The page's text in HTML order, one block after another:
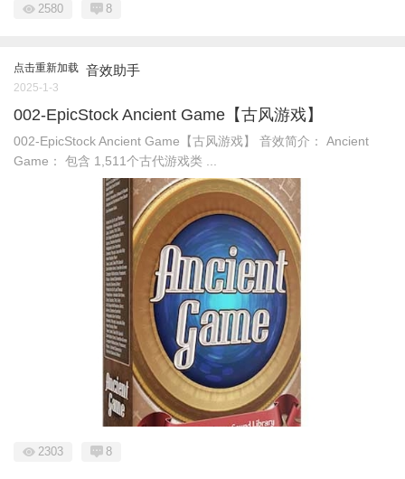
2580 8
点击重新加载 音效助手
2025-1-3
002-EpicStock Ancient Game【古风游戏】
002-EpicStock Ancient Game【古风游戏】 音效简介： Ancient
Game： 包含 1,511个古代游戏类 ...
2303 8